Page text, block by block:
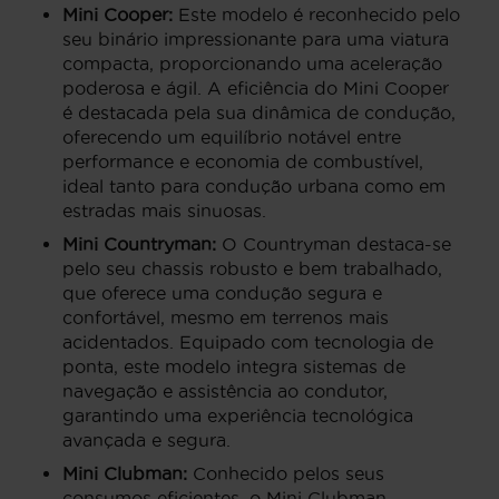
Mini Cooper: Este modelo é reconhecido pelo
seu binário impressionante para uma viatura
compacta, proporcionando uma aceleração
poderosa e ágil. A eficiência do Mini Cooper
é destacada pela sua dinâmica de condução,
oferecendo um equilíbrio notável entre
performance e economia de combustível,
ideal tanto para condução urbana como em
estradas mais sinuosas.
Mini Countryman: O Countryman destaca-se
pelo seu chassis robusto e bem trabalhado,
que oferece uma condução segura e
confortável, mesmo em terrenos mais
acidentados. Equipado com tecnologia de
ponta, este modelo integra sistemas de
navegação e assistência ao condutor,
garantindo uma experiência tecnológica
avançada e segura.
Mini Clubman: Conhecido pelos seus